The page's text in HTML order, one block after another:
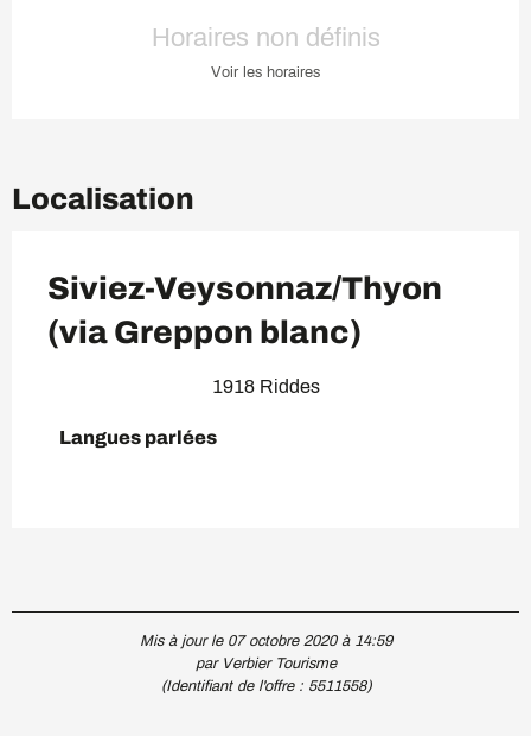
Horaires non définis
Voir les horaires
Localisation
Siviez-Veysonnaz/Thyon
(via Greppon blanc)
1918 Riddes
Langues parlées
Langues parlées
Mis à jour le 07 octobre 2020 à 14:59
par Verbier Tourisme
(Identifiant de l'offre : 5511558)